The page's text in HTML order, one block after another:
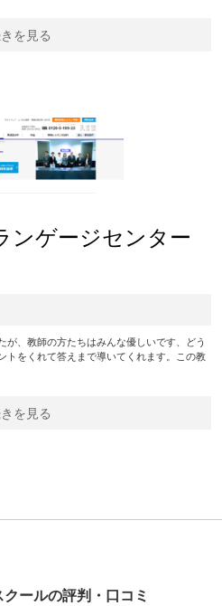
を見る
ンゲージセンター
、教師の方たちはみんな優しいです、どう
トをくれて答えまで導いてくれます。この教
を見る
ールの評判・口コミ